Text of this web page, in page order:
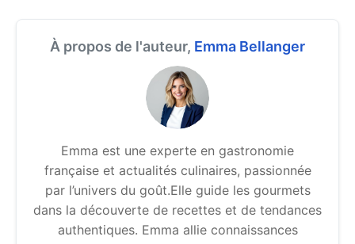
À propos de l'auteur, Emma Bellanger
Emma est une experte en gastronomie
française et actualités culinaires, passionnée
par l’univers du goût.Elle guide les gourmets
dans la découverte de recettes et de tendances
authentiques. Emma allie connaissances